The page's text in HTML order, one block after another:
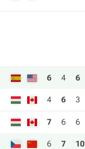
6 4 6
4 6 3
7 6 6
6 7 10